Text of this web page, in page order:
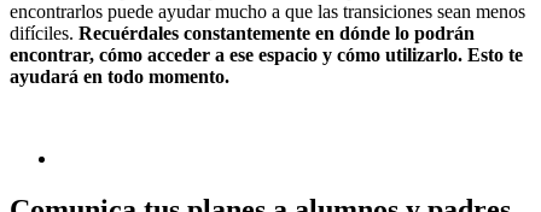
encontrarlos puede ayudar mucho a que las transiciones sean menos
difíciles. Recuérdales constantemente en dónde lo podrán
encontrar, cómo acceder a ese espacio y cómo utilizarlo. Esto te
ayudará en todo momento.